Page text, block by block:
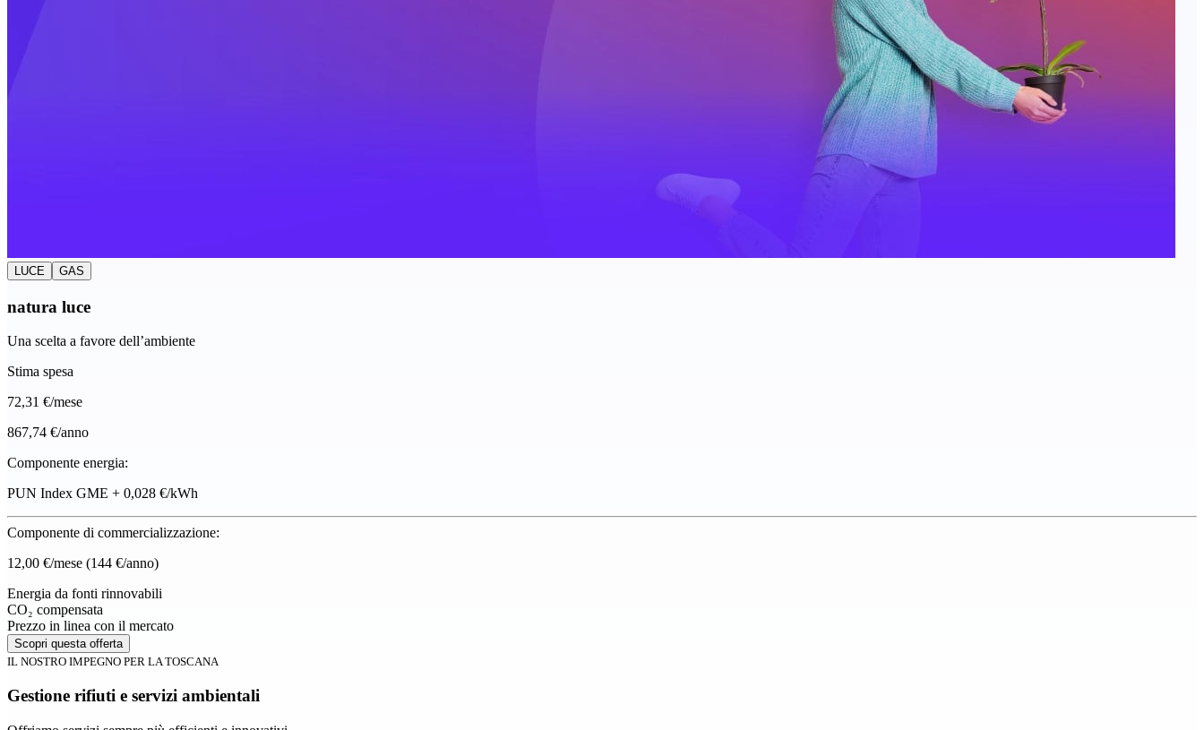
LUCE GAS
natura luce
Una scelta a favore dell’ambiente
Stima spesa
72,31 €/mese
867,74 €/anno
Componente energia:
PUN Index GME + 0,028 €/kWh
Componente di commercializzazione:
12,00 €/mese (144 €/anno)
Energia da fonti rinnovabili
CO₂ compensata
Prezzo in linea con il mercato
Scopri questa offerta
IL NOSTRO IMPEGNO PER LA TOSCANA
Gestione rifiuti e servizi ambientali